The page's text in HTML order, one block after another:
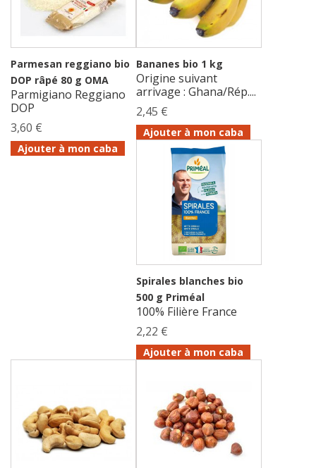
Parmesan reggiano bio
DOP râpé 80 g OMA
Parmigiano Reggiano
DOP
3,60 €
Ajouter à mon caba
Bananes bio 1 kg
Origine suivant
arrivage : Ghana/Rép....
2,45 €
Ajouter à mon caba
Spirales blanches bio
500 g Priméal
100% Filière France
2,22 €
Ajouter à mon caba